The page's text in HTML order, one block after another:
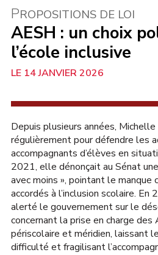
PROPOSITIONS DE LOI
AESH : un choix
l’école inclusive
14 JANVIER 2026
Depuis plusieurs années,
régulièrement pour défendre les
accompagnants d’élèves en
2021, elle dénonçait au Sénat
avec moins », pointant le manque
accordés à l’inclusion scolaire.
alerté le gouvernement sur le
concernant la prise en charge
périscolaire et méridien, laissant
difficulté et fragilisant